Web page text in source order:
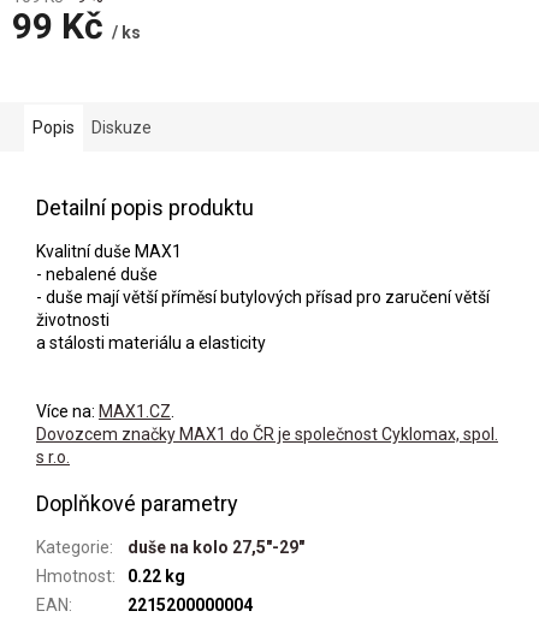
99 Kč / ks
Popis Diskuze
Detailní popis produktu
Kvalitní duše MAX1
- nebalené duše
- duše mají větší příměsí butylových přísad pro zaručení větší
životnosti
a stálosti materiálu a elasticity
Více na: MAX1.CZ
Dovozcem značky MAX1 do ČR je společnost Cyklomax, spol.
s r.o.
Doplňkové parametry
Kategorie:
duše na kolo 27,5"-29"
Hmotnost:
0.22 kg
EAN:
2215200000004